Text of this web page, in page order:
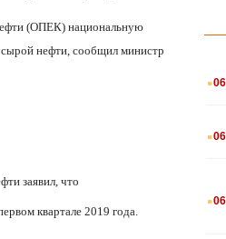
(ОПЕК) национальную
нефти, сообщил министр
заявил, что
квартале 2019 года.
.
.
.